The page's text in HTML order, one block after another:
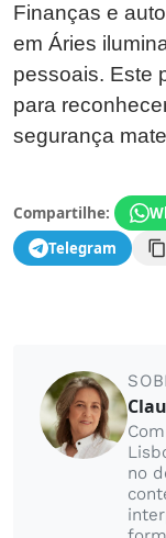
Finanças e
em Áries
pessoais. Este
para
segurança
Compartilhe:
Telegram
no